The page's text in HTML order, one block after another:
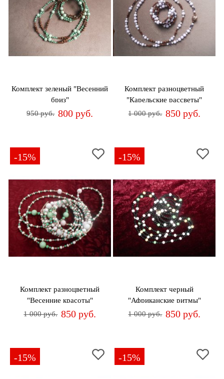
Комплект зеленый "Весенний
бриз"
950 руб. 800 руб.
Комплект разноцветный
"Карельские рассветы"
1 000 руб. 850 руб.
-15%
Комплект разноцветный
"Весенние красоты"
1 000 руб. 850 руб.
-15%
Комплект черный
"Африканские ритмы"
1 000 руб. 850 руб.
-15% -15%